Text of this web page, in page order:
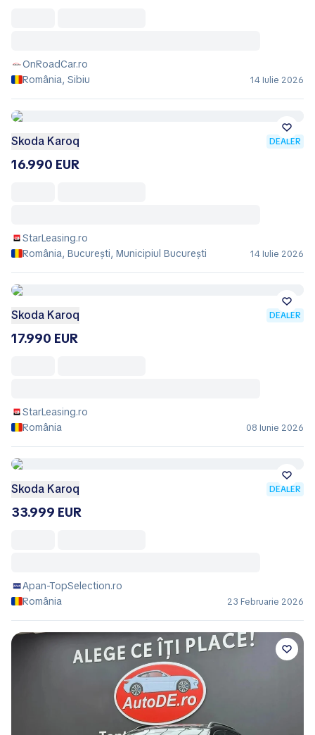
OnRoadCar.ro
România, Sibiu
14 Iulie 2026
Skoda Karoq DEALER
16.990 EUR
StarLeasing.ro
România, București, Municipiul Bucureşti
14 Iulie 2026
Skoda Karoq DEALER
17.990 EUR
StarLeasing.ro
România
08 Iunie 2026
Skoda Karoq DEALER
33.999 EUR
Apan-TopSelection.ro
România
23 Februarie 2026